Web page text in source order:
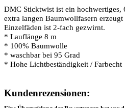
DMC-Sticktwist
DMC Sticktwist ist ein hochwertiges,
extra langen Baumwollfasern
Einzelfäden ist 2-fach gezwirnt.
* Lauflänge 8 m
* 100% Baumwolle
* waschbar bei 95 Grad
* Hohe Lichtbeständigkeit / Farbecht
Rezensionen
Kundenrezensionen: